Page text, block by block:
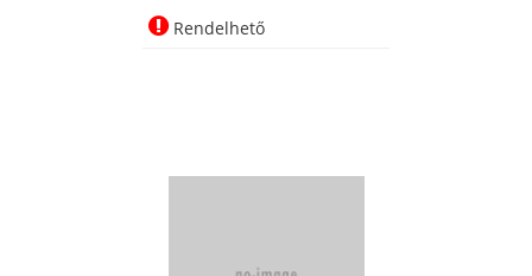
Rendelhető